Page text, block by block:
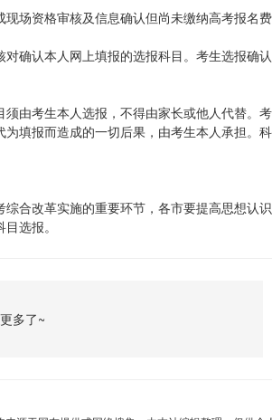
现场资格审核及信息确认但尚未缴纳高考报名
对确认本人网上填报的选报科目。考生选报
须由考生本人选报，不得由家长或他人代替
填报而造成的一切后果，由考生本人承担。
综合改革实施的重要环节，各市要提高思想认
选报。
多了~